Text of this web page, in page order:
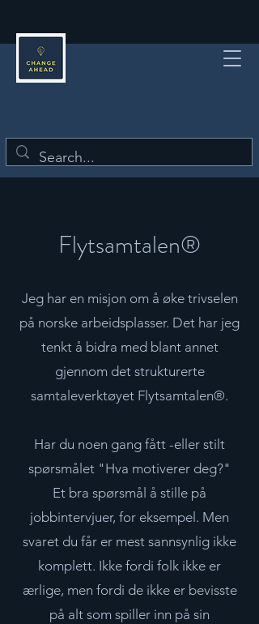
Flytsamtalen®
Jeg har en misjon om å øke trivselen
på norske arbeidsplasser. Det har jeg
tenkt å bidra med blant annet
gjennom det strukturerte
samtaleverktøyet Flytsamtalen®.
Har du noen gang fått -eller stilt
spørsmålet "Hva motiverer deg?"
Et bra spørsmål å stille på
jobbintervjuer, for eksempel. Men
svaret du får er mest sannsynlig ikke
komplett. Ikke fordi folk ikke er
ærlige, men fordi de ikke er bevisste
på alt som spiller inn på sin